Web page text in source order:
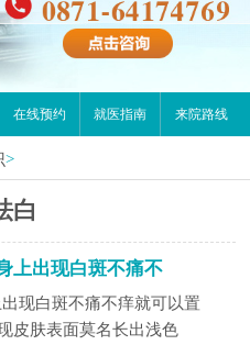
在线预约 就医指南 来院路线
>
白
上出现白斑不痛不
现白斑不痛不痒就可以置
皮肤表面莫名长出浅色